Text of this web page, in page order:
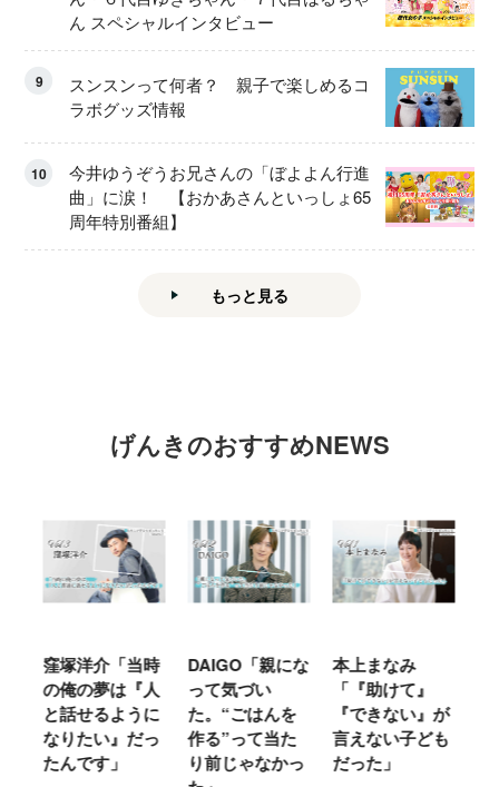
ん スペシャルインタビュー
9
スンスンって何者？ 親子で楽しめるコ
ラボグッズ情報
10
今井ゆうぞうお兄さんの「ぼよよん行進
曲」に涙！ 【おかあさんといっしょ65
周年特別番組】
もっと見る
げんきのおすすめNEWS
「当時
は『人
ように
』だっ
DAIGO「親にな
って気づい
た。“ごはんを
作る”って当た
り前じゃなかっ
本上まなみ
「『助けて』
『できない』が
言えない子ども
だった」
千原せいじ「子
育ては自分のイ
ヤな面に直面す
ることが多かっ
た」